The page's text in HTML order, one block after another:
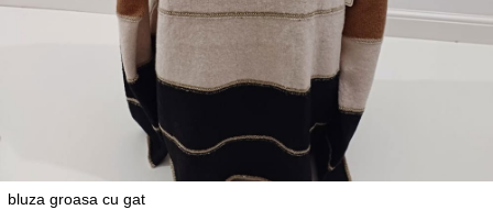
bluza groasa cu gat